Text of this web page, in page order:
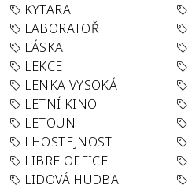
KYTARA
LABORATOŘ
LÁSKA
LEKCE
LENKA VYSOKÁ
LETNÍ KINO
LETOUN
LHOSTEJNOST
LIBRE OFFICE
LIDOVÁ HUDBA